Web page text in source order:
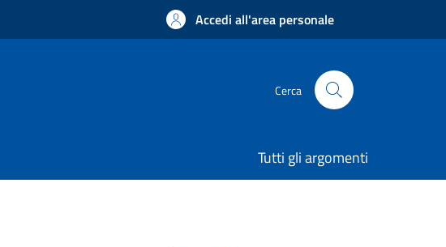
Accedi all'area personale
Cerca
Tutti gli argomenti